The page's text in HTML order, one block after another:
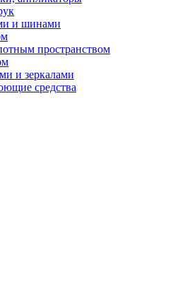
и шинами
пространством
и зеркалами
средства